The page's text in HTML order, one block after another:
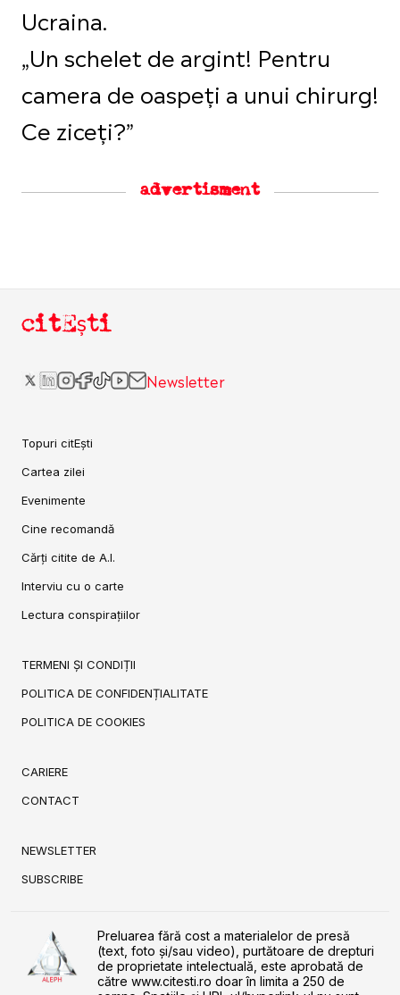
Ucraina.
„Un schelet de argint! Pentru
camera de oaspeți a unui chirurg!
Ce ziceți?”
advertisment
citEști
Newsletter
Topuri citEști
Cartea zilei
Evenimente
Cine recomandă
Cărți citite de A.I.
Interviu cu o carte
Lectura conspirațiilor
TERMENI ȘI CONDIȚII
POLITICA DE CONFIDENȚIALITATE
POLITICA DE COOKIES
CARIERE
CONTACT
NEWSLETTER
SUBSCRIBE
Preluarea fără cost a materialelor de presă
(text, foto și/sau video), purtătoare de drepturi
de proprietate intelectuală, este aprobată de
către www.citesti.ro doar în limita a 250 de